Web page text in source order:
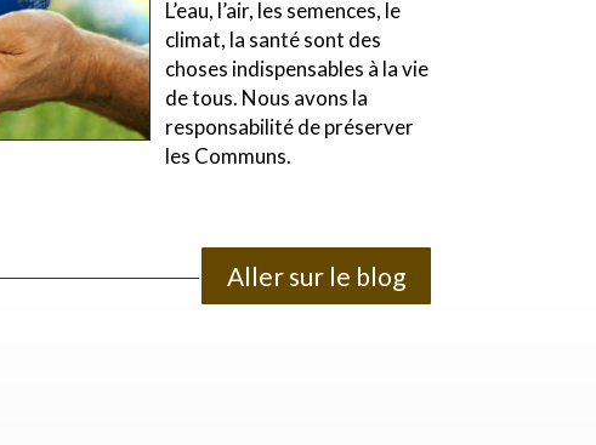
L’eau, l’air, les semences, le
climat, la santé sont des
choses indispensables à la vie
de tous. Nous avons la
responsabilité de préserver
les Communs.
Aller sur le blog